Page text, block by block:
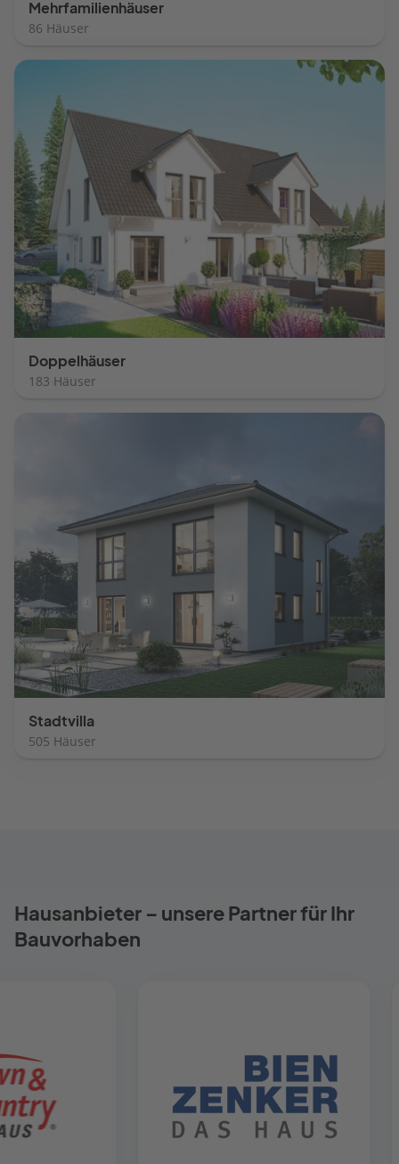
Mehrfamilienhäuser
86 Häuser
Doppelhäuser
183 Häuser
Stadtvilla
505 Häuser
Hausanbieter – unsere Partner für Ihr
Bauvorhaben